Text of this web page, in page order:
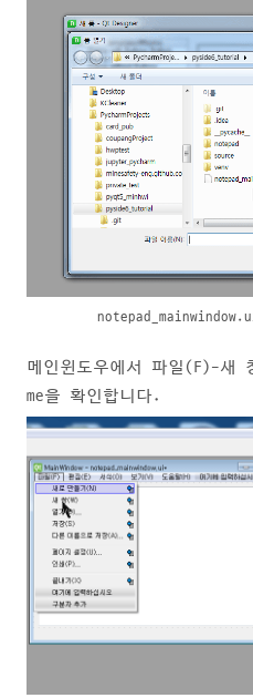
메인윈도우에서 파일(F)-새
me을 확인합니다.